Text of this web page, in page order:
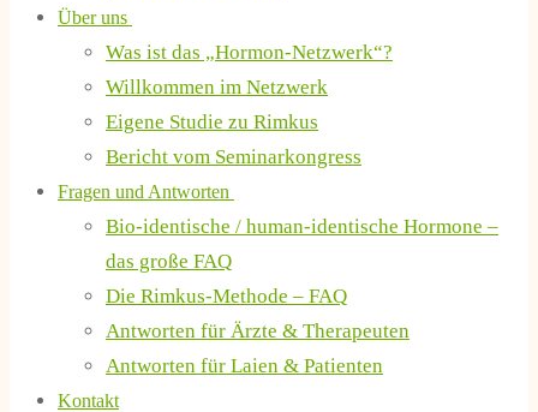
Über uns
Was ist das „Hormon-Netzwerk“?
Willkommen im Netzwerk
Eigene Studie zu Rimkus
Bericht vom Seminarkongress
Fragen und Antworten
Bio-identische / human-identische Hormone –
das große FAQ
Die Rimkus-Methode – FAQ
Antworten für Ärzte & Therapeuten
Antworten für Laien & Patienten
Kontakt